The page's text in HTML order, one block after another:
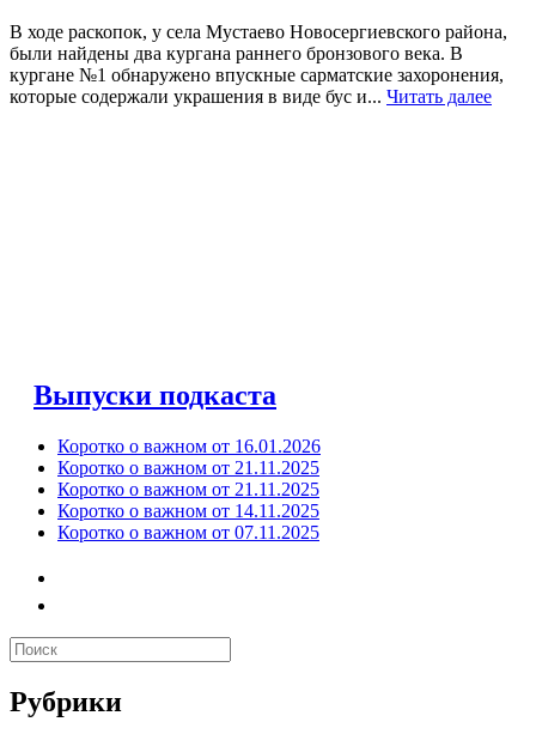
В ходе раскопок, у села Мустаево Новосергиевского района,
были найдены два кургана раннего бронзового века. В
кургане №1 обнаружено впускные сарматские захоронения,
которые содержали украшения в виде бус и... Читать далее
Выпуски подкаста
Коротко о важном от 16.01.2026
Коротко о важном от 21.11.2025
Коротко о важном от 21.11.2025
Коротко о важном от 14.11.2025
Коротко о важном от 07.11.2025
Рубрики